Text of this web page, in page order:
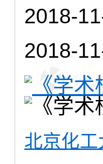
2018-
2018-
北京化工